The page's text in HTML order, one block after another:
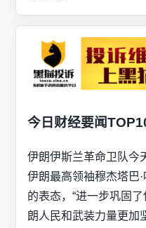
今日财经要闻
伊朗伊斯兰革命卫队今
伊朗最高领袖穆杰塔巴
的表态，“进一步巩固
朗人民和武装力量更加